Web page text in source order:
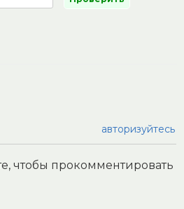
авторизуйтесь
чтобы прокомментировать